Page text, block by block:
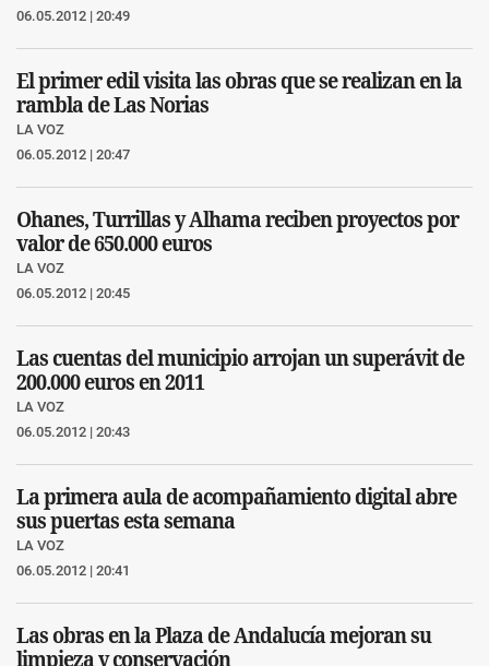
06.05.2012 | 20:49
El primer edil visita las obras que se realizan en la
rambla de Las Norias
LA VOZ
06.05.2012 | 20:47
Ohanes, Turrillas y Alhama reciben proyectos por
valor de 650.000 euros
LA VOZ
06.05.2012 | 20:45
Las cuentas del municipio arrojan un superávit de
200.000 euros en 2011
LA VOZ
06.05.2012 | 20:43
La primera aula de acompañamiento digital abre
sus puertas esta semana
LA VOZ
06.05.2012 | 20:41
Las obras en la Plaza de Andalucía mejoran su
limpieza y conservación